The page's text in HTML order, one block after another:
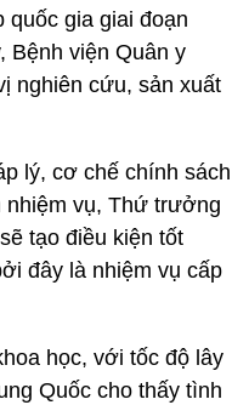
quốc gia giai đoạn
Bệnh viện Quân y
nghiên cứu, sản xuất
lý, cơ chế chính sách
vụ, Thứ trưởng
tạo điều kiện tốt
đây là nhiệm vụ cấp
học, với tốc độ lây
Quốc cho thấy tình